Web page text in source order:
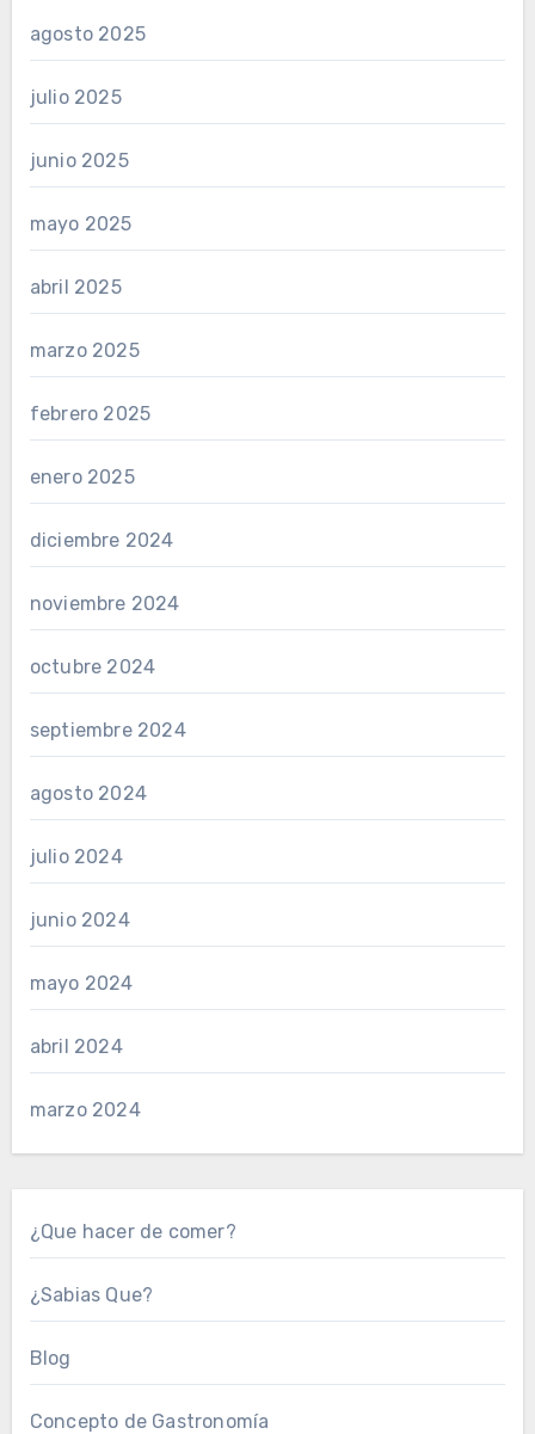
agosto 2025
julio 2025
junio 2025
mayo 2025
abril 2025
marzo 2025
febrero 2025
enero 2025
diciembre 2024
noviembre 2024
octubre 2024
septiembre 2024
agosto 2024
julio 2024
junio 2024
mayo 2024
abril 2024
marzo 2024
¿Que hacer de comer?
¿Sabias Que?
Blog
Concepto de Gastronomía